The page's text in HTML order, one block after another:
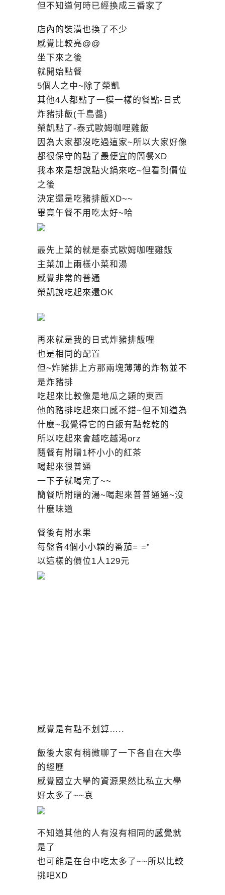
但不知道何時已經換成三番家了
店內的裝潢也換了不少
感覺比較亮@@
坐下來之後
就開始點餐
5個人之中~除了榮凱
其他4人都點了一模一樣的餐點-日式
炸豬排飯(千島醬)
榮凱點了-泰式歐姆咖哩雞飯
因為大家都沒吃過這家~所以大家好像
都很保守的點了最便宜的簡餐XD
我本來是想說點火鍋來吃~但看到價位
之後
決定還是吃豬排飯XD~~
畢竟午餐不用吃太好~哈
最先上菜的就是泰式歐姆咖哩雞飯
主菜加上兩樣小菜和湯
感覺非常的普通
榮凱說吃起來還OK
再來就是我的日式炸豬排飯哩
也是相同的配置
但~炸豬排上方那兩塊薄薄的炸物並不
是炸豬排
吃起來比較像是地瓜之類的東西
他的豬排吃起來口感不錯~但不知道為
什麼~我覺得它的白飯有點乾乾的
所以吃起來會越吃越渴orz
隨餐有附贈1杯小小的紅茶
喝起來很普通
一下子就喝完了~~
簡餐所附贈的湯~喝起來普普通通~沒
什麼味道
餐後有附水果
每盤各4個小小顆的番茄= =”
以這樣的價位1人129元
感覺是有點不划算…..
飯後大家有稍微聊了一下各自在大學
的經歷
感覺國立大學的資源果然比私立大學
好太多了~~哀
不知道其他的人有沒有相同的感覺就
是了
也可能是在台中吃太多了~~所以比較
挑吧XD